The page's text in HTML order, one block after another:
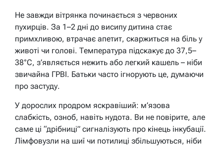
Не завжди вітрянка починається з червоних
пухирців. За 1–2 дні до висипу дитина стає
примхливою, втрачає апетит, скаржиться на біль у
животі чи голові. Температура підскакує до 37,5–
38°C, з’являється нежить або легкий кашель – ніби
звичайна ГРВІ. Батьки часто ігнорують це, думаючи
про застуду.
У дорослих продром яскравіший: м’язова
слабкість, озноб, навіть нудота. Ви не повірите, але
саме ці “дрібниці” сигналізують про кінець інкубації.
Лімфовузли на шиї чи потилиці збільшуються, ніби